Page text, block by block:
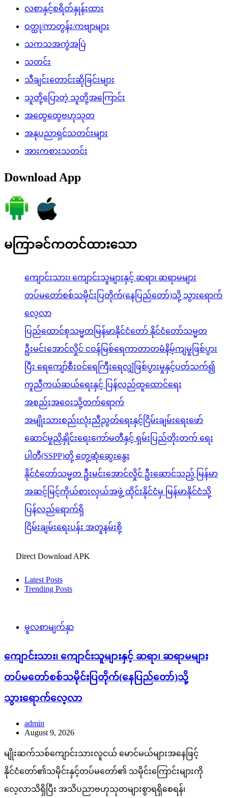
လစာနှင့်စရိတ်နှုန်းထား
ဝတ္ထု/ကာတွန်း/ကဗျာများ
သကသအကွဲအပြဲ
သတင်း
သီချင်းတောင်းဆိုခြင်းများ
သူတို့ပြောတဲ့ သူတို့အကြောင်း
အထွေထွေဗဟုသုတ
အနုပညာရှင်သတင်းများ
အားကစားသတင်း
Download App
မကြာခင်ကတင်ထားသော
ကျောင်းသား၊ ကျောင်းသူများနှင့် ဆရာ၊ ဆရာမများ
တပ်မတော်စစ်သမိုင်းပြတိုက်(နေပြည်တော်)သို့ သွားရောက်
လေ့လာ
ပြည်ထောင်စုသမ္မတမြန်မာနိုင်ငံတော် နိုင်ငံတော်သမ္မတ
ဦးမင်းအောင်လှိုင် ငဝန်မြစ်ရေကာတာတမံနိမ့်ကျမှုဖြစ်ပွား
ပြီး ရေကျော်စီးဝင်ရေကြီးရေလျှံဖြစ်ပွားမှုနှင့်ပတ်သက်၍
ကူညီကယ်ဆယ်ရေးနှင့် ပြန်လည်ထူထောင်ရေး
အစည်းအဝေးသို့တက်ရောက်
အမျိုးသားစည်းလုံးညီညွတ်ရေးနှင့်ငြိမ်းချမ်းရေးဖော်
ဆောင်မှုညှိနှိုင်းရေးကော်မတီနှင့် ရှမ်းပြည်တိုးတက် ရေး
ပါတီ(SSPP)တို့ တွေ့ဆုံဆွေးနွေး
နိုင်ငံတော်သမ္မတ ဦးမင်းအောင်လှိုင် ဦးဆောင်သည့် မြန်မာ
အဆင့်မြင့်ကိုယ်စားလှယ်အဖွဲ့ ထိုင်းနိုင်ငံမှ မြန်မာနိုင်ငံသို့
ပြန်လည်ရောက်ရှိ
ငြိမ်းချမ်းရေးပန်း အတူနမ်းစို့
Direct Download APK
Latest Posts
Trending Posts
မူလစာမျက်နှာ
ကျောင်းသား၊ ကျောင်းသူများနှင့် ဆရာ၊ ဆရာမများ
တပ်မတော်စစ်သမိုင်းပြတိုက်(နေပြည်တော်)သို့
သွားရောက်လေ့လာ
admin
August 9, 2026
မျိုးဆက်သစ်ကျောင်းသားလူငယ် မောင်မယ်များအနေဖြင့်
နိုင်ငံတော်၏သမိုင်းနှင့်တပ်မတော်၏ သမိုင်းကြောင်းများကို
လေ့လာသိရှိပြီး အသိပညာဗဟုသုတများစွာရရှိစေရန်၊